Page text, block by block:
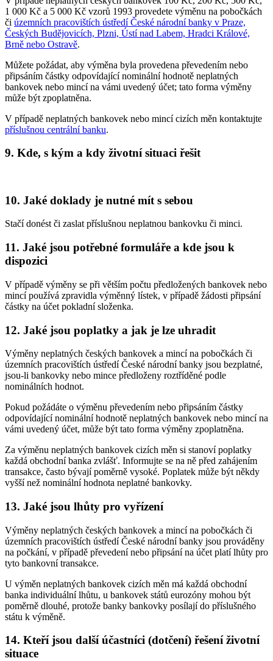
1 000 Kč a 5 000 Kč vzorů 1993 provedete výměnu na pobočkách
či územních pracovištích ústředí České národní banky v Praze,
Českých Budějovicích, Plzni, Ústí nad Labem, Hradci Králové,
Brně nebo Ostravě.
Můžete požádat, aby výměna byla provedena převedením nebo
připsáním částky odpovídající nominální hodnotě neplatných
bankovek nebo mincí na vámi uvedený účet; tato forma výměny
může být zpoplatněna.
V případě neplatných bankovek nebo mincí cizích měn kontaktujte
příslušnou centrální banku.
9. Kde, s kým a kdy životní situaci řešit
10. Jaké doklady je nutné mít s sebou
Stačí donést či zaslat příslušnou neplatnou bankovku či minci.
11. Jaké jsou potřebné formuláře a kde jsou k
dispozici
V případě výměny se při větším počtu předložených bankovek nebo
mincí používá zpravidla výměnný lístek, v případě žádosti připsání
částky na účet pokladní složenka.
12. Jaké jsou poplatky a jak je lze uhradit
Výměny neplatných českých bankovek a mincí na pobočkách či
územních pracovištích ústředí České národní banky jsou bezplatné,
jsou-li bankovky nebo mince předloženy roztříděné podle
nominálních hodnot.
Pokud požádáte o výměnu převedením nebo připsáním částky
odpovídající nominální hodnotě neplatných bankovek nebo mincí na
vámi uvedený účet, může být tato forma výměny zpoplatněna.
Za výměnu neplatných bankovek cizích měn si stanoví poplatky
každá obchodní banka zvlášť. Informujte se na ně před zahájením
transakce, často bývají poměrně vysoké. Poplatek může být někdy
vyšší než nominální hodnota neplatné bankovky.
13. Jaké jsou lhůty pro vyřízení
Výměny neplatných českých bankovek a mincí na pobočkách či
územních pracovištích ústředí České národní banky jsou prováděny
na počkání, v případě převedení nebo připsání na účet platí lhůty pro
tyto bankovní transakce.
U výměn neplatných bankovek cizích měn má každá obchodní
banka individuální lhůtu, u bankovek států eurozóny mohou být
poměrně dlouhé, protože banky bankovky posílají do příslušného
státu k výměně.
14. Kteří jsou další účastníci (dotčení) řešení životní
situace